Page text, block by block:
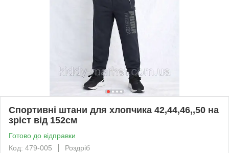
Спортивні штани для хлопчика 42,44,46,,50 на
зріст від 152см
Готово до відправки
Код: 479-005
Роздріб